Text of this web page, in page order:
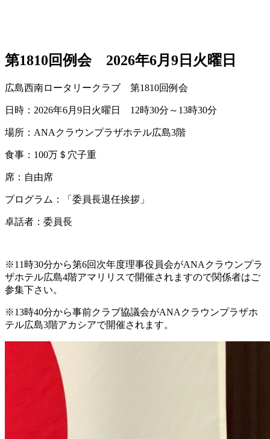
第1810回例会 2026年6月9日火曜日
広島西南ロータリークラブ 第1810回例会
日時：2026年6月9日火曜日 12時30分～13時30分
場所：ANAクラウンプラザホテル広島3階
食事：100万＄穴子重
席：自由席
プログラム：「委員長退任挨拶」
卓話者：委員長
※11時30分から第6回次年度理事役員会がANAクラウンプラ
ザホテル広島4階アマリリスで開催されますので関係者はご
参集下さい。
※13時40分から事前クラブ協議会がANAクラウンプラザホ
テル広島3階アカシアで開催されます。